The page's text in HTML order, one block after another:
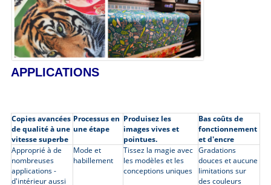
APPLICATIONS
Copies avancées
de qualité à une
vitesse superbe
Processus en
une étape
Produisez les
images vives et
pointues.
Bas coûts de
fonctionnement
et d'encre
Approprié à de
nombreuses
applications -
d'intérieur aussi
Mode et
habillement
Tissez la magie avec
les modèles et les
conceptions uniques
Gradations
douces et aucune
limitations sur
des couleurs